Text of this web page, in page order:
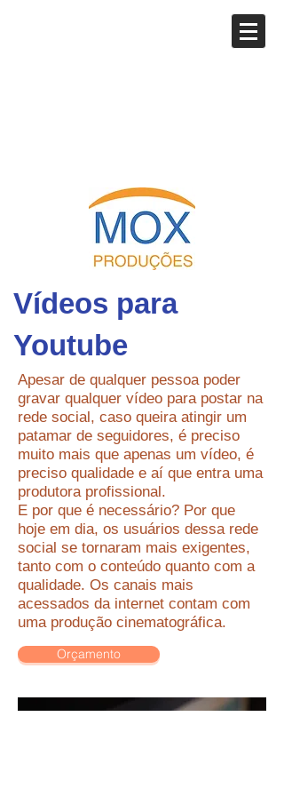
Vídeos para
Youtube
Apesar de qualquer pessoa poder
gravar qualquer vídeo para postar na
rede social, caso queira atingir um
patamar de seguidores, é preciso
muito mais que apenas um vídeo, é
preciso qualidade e aí que entra uma
produtora profissional.
E por que é necessário? Por que
hoje em dia, os usuários dessa rede
social se tornaram mais exigentes,
tanto com o conteúdo quanto com a
qualidade. Os canais mais
acessados da internet contam com
uma produção cinematográfica.
Orçamento